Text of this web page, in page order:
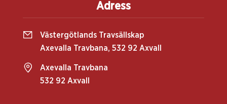
Adress
Västergötlands Travsällskap
Axevalla Travbana, 532 92 Axvall
Axevalla Travbana
532 92 Axvall